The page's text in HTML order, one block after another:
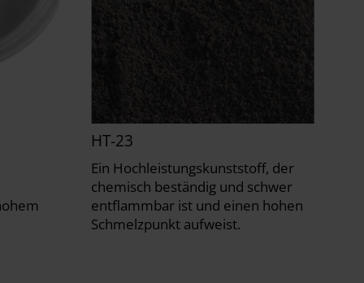
HT-23
Ein Hochleistungskunststoff, der
chemisch beständig und schwer
entflammbar ist und einen hohen
Schmelzpunkt aufweist.